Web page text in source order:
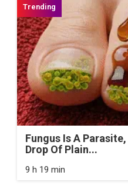
Fungus Is A
Drop Of Plain...
9 h 19 min